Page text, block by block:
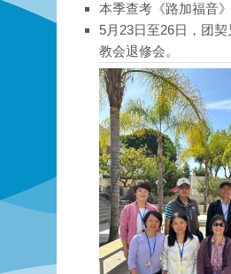
本季查考《路加福音》
5月23日至26日，团
教会退修会。​